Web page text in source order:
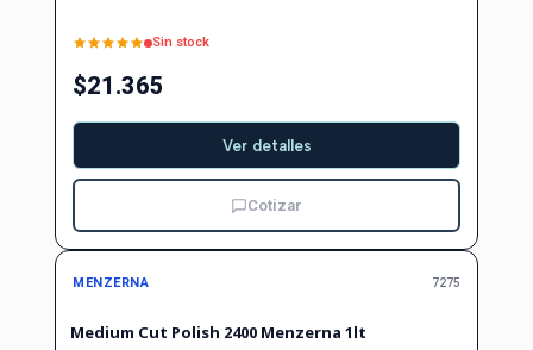
Sin stock
$21.365
Ver detalles
Cotizar
MENZERNA 7275
Medium Cut Polish 2400 Menzerna 1lt